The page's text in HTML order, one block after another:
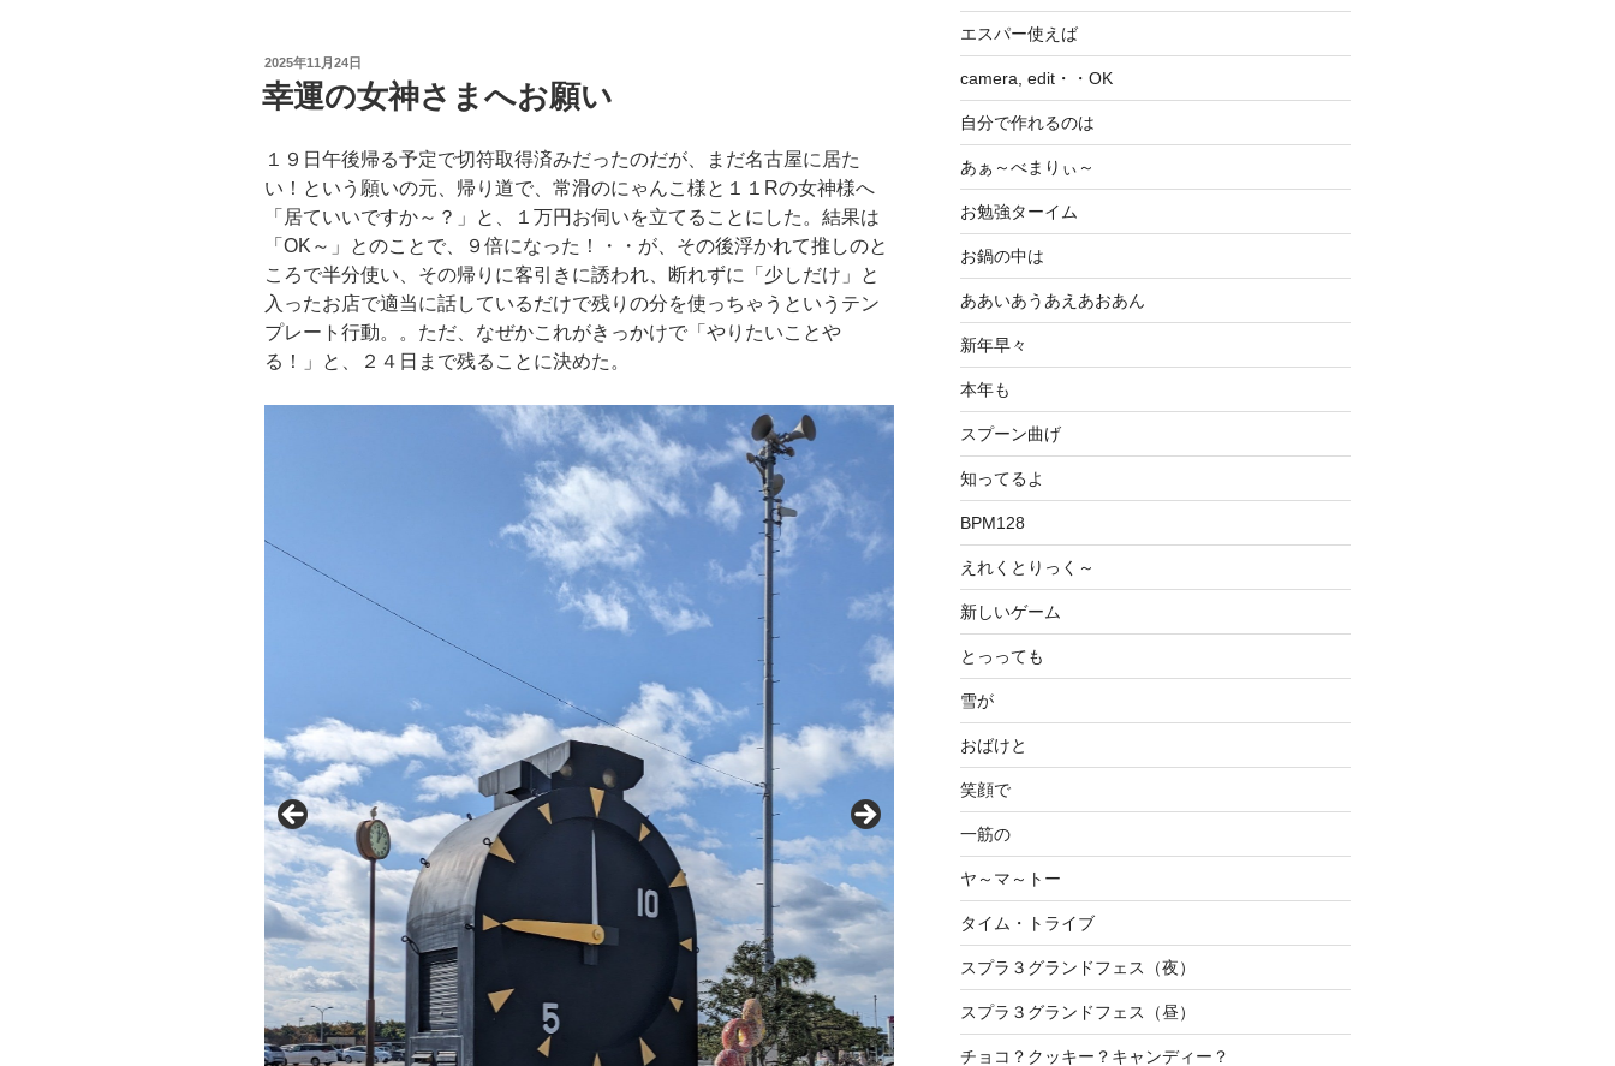
投
稿
日:
2025年11月24日
幸運の女神さまへお願い
１９日午後帰る予定で切符取得済みだったのだが、まだ名古屋に居た
い！という願いの元、帰り道で、常滑のにゃんこ様と１１Rの女神様へ
「居ていいですか～？」と、１万円お伺いを立てることにした。結果は
「OK～」とのことで、９倍になった！・・が、その後浮かれて推しのと
ころで半分使い、その帰りに客引きに誘われ、断れずに「少しだけ」と
入ったお店で適当に話しているだけで残りの分を使っちゃうというテン
プレート行動。。ただ、なぜかこれがきっかけで「やりたいことや
る！」と、２４日まで残ることに決めた。
エスパー使えば
camera, edit・・OK
自分で作れるのは
あぁ～べまりぃ～
お勉強ターイム
お鍋の中は
ああいあうあえあおあん
新年早々
本年も
スプーン曲げ
知ってるよ
BPM128
えれくとりっく～
新しいゲーム
とっっても
雪が
おばけと
笑顔で
一筋の
ヤ～マ～トー
タイム・トライブ
スプラ３グランドフェス（夜）
スプラ３グランドフェス（昼）
チョコ？クッキー？キャンディー？